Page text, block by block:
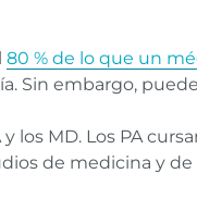
80 % de lo que un
Sin embargo,
los MD. Los PA
de medicina y